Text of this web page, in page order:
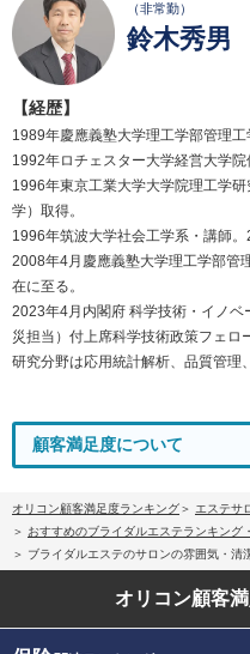
（非常勤）
鈴木秀男
【経歴】
1989年慶應義塾大学理工学部管理工
1992年ロチェスター大学経営大学院
1996年東京工業大学大学院理工学
学）取得。
1996年筑波大学社会工学系・講師。
2008年4月慶應義塾大学理工学部管
在に至る。
2023年4月内閣府 科学技術・イノ
災担当）付上席科学技術政策フェロ
研究分野は応用統計解析、品質管理
顧客満足度について
オリコン顧客満足度ランキング
エステサ
おすすめのブライダルエステランキング
ブライダルエステのサロンの雰囲気・清
オリコン顧客